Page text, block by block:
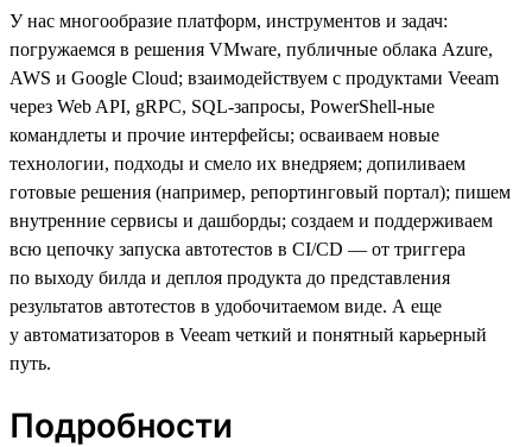
У нас многообразие платформ, инструментов и задач:
погружаемся в решения VMware, публичные облака Azure,
AWS и Google Cloud; взаимодействуем с продуктами Veeam
через Web API, gRPC, SQL-запросы, PowerShell-ные
командлеты и прочие интерфейсы; осваиваем новые
технологии, подходы и смело их внедряем; допиливаем
готовые решения (например, репортинговый портал); пишем
внутренние сервисы и дашборды; создаем и поддерживаем
всю цепочку запуска автотестов в CI/CD — от триггера
по выходу билда и деплоя продукта до представления
результатов автотестов в удобочитаемом виде. А еще
у автоматизаторов в Veeam четкий и понятный карьерный
путь.
Подробности